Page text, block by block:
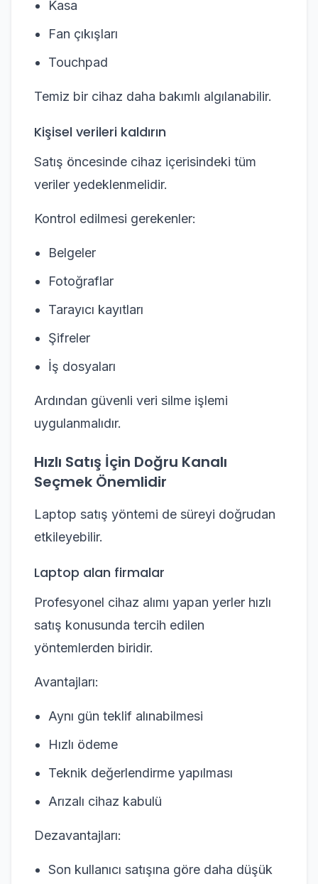
Kasa
Fan çıkışları
Touchpad
Temiz bir cihaz daha bakımlı algılanabilir.
Kişisel verileri kaldırın
Satış öncesinde cihaz içerisindeki tüm
veriler yedeklenmelidir.
Kontrol edilmesi gerekenler:
Belgeler
Fotoğraflar
Tarayıcı kayıtları
Şifreler
İş dosyaları
Ardından güvenli veri silme işlemi
uygulanmalıdır.
Hızlı Satış İçin Doğru Kanalı
Seçmek Önemlidir
Laptop satış yöntemi de süreyi doğrudan
etkileyebilir.
Laptop alan firmalar
Profesyonel cihaz alımı yapan yerler hızlı
satış konusunda tercih edilen
yöntemlerden biridir.
Avantajları:
Aynı gün teklif alınabilmesi
Hızlı ödeme
Teknik değerlendirme yapılması
Arızalı cihaz kabulü
Dezavantajları:
Son kullanıcı satışına göre daha düşük